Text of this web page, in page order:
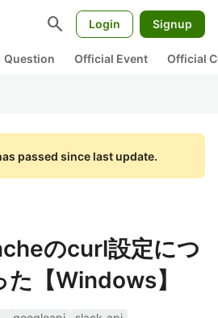
search Login Signup
Question Official Event Official
passed since last update.
のcurl設定につ
【Windows】